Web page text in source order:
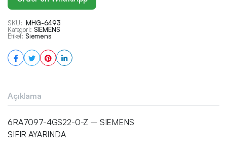
SKU: MHG-6493
Kategori: SIEMENS
Etiket: Siemens
Açıklama
6RA7097-4GS22-0-Z – SIEMENS
SIFIR AYARINDA